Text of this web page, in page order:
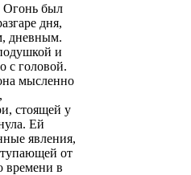
Огонь был
дня,
дневным.
и
с головой.
мысленно
стоящей у
Ей
явления,
от
времени в